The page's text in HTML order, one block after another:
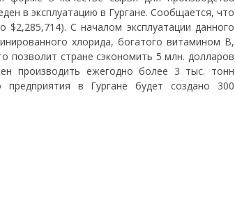
в эксплуатацию в Гургане. Сообщается, что
С началом эксплуатации данного
хлорида, богатого витамином В,
позволит стране сэкономить 5 млн. долларов
производить ежегодно более 3 тыс. тонн
в Гургане будет создано 300